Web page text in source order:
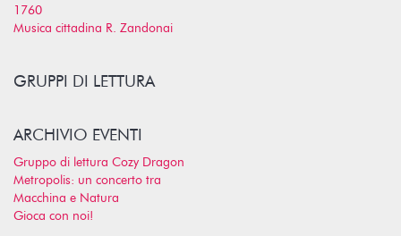
1760
Musica cittadina R. Zandonai
GRUPPI DI LETTURA
ARCHIVIO EVENTI
Gruppo di lettura Cozy Dragon
Metropolis: un concerto tra
Macchina e Natura
Gioca con noi!